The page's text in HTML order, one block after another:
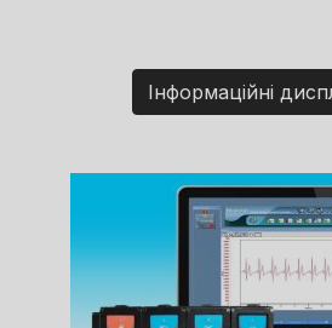
Інформаційні